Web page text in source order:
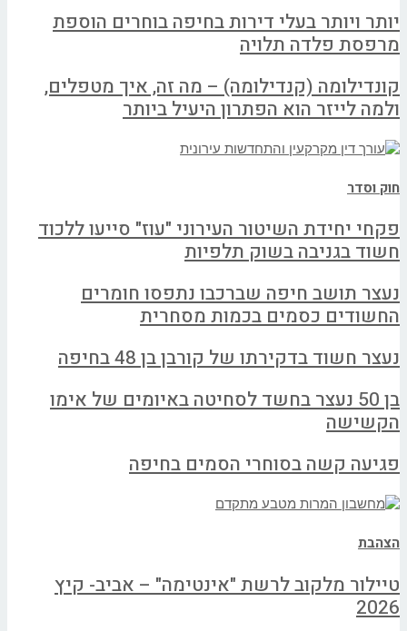
יותר ויותר בעלי דירות בחיפה בוחרים הוספת
מרפסת פלדה תלויה
קונדילומה (קנדילומה) – מה זה, איך מטפלים,
ולמה לייזר הוא הפתרון היעיל ביותר
חוק וסדר
פקחי יחידת השיטור העירוני "עוז" סייעו ללכוד
חשוד בגניבה בשוק תלפיות
נעצר תושב חיפה שברכבו נתפסו חומרים
החשודים כסמים בכמות מסחרית
נעצר חשוד בדקירתו של קורבן בן 48 בחיפה
בן 50 נעצר בחשד לסחיטה באיומים של אימו
הקשישה
פגיעה קשה בסוחרי הסמים בחיפה
הצהבת
טיילור מלקוב לרשת "אינטימה" – אביב- קיץ
2026